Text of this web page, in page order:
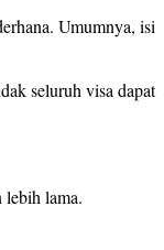
Umumnya, isi
seluruh visa dapat
lebih lama.